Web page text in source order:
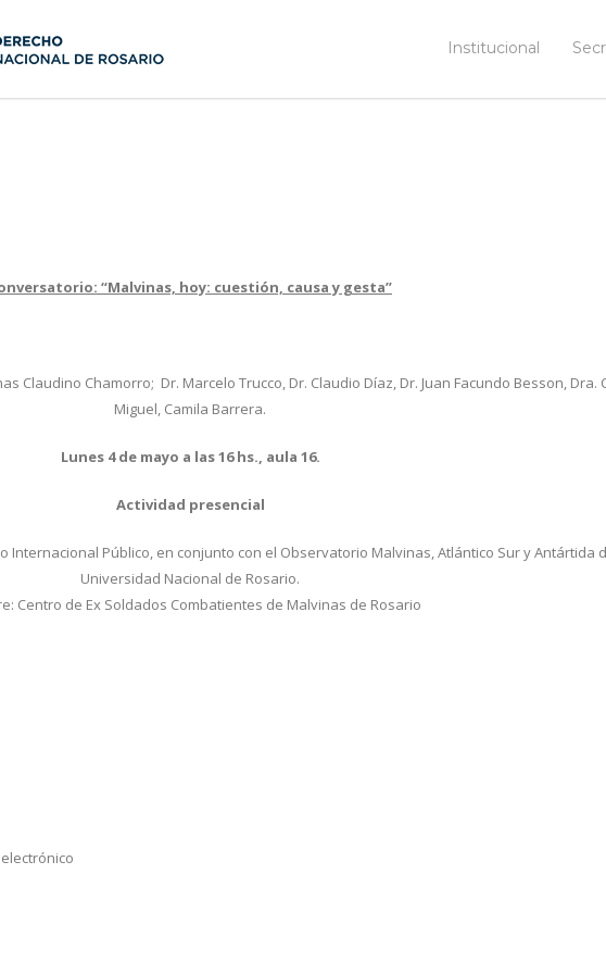
Institucional
“Malvinas, hoy: cuestión, causa y gesta”
Claudino Chamorro; Dr. Marcelo Trucco, Dr. Claudio Díaz, Dr. Juan Facundo Besson, Dra.
Miguel, Camila Barrera.
Lunes 4 de mayo a las 16 hs., aula 16.
Actividad presencial
Internacional Público, en conjunto con el Observatorio Malvinas, Atlántico Sur y Antártida
Universidad Nacional de Rosario.
Centro de Ex Soldados Combatientes de Malvinas de Rosario